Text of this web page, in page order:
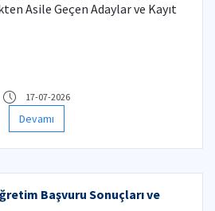
Asile Geçen Adaylar ve Kayıt
17-07-2026
Devamı
Başvuru Sonuçları ve